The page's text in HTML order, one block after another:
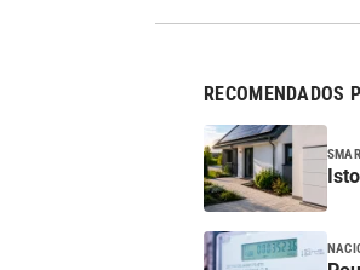
RECOMENDADOS